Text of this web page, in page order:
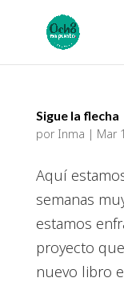
Sigue la flecha
por Inma | Mar
Aquí
semanas
estamos
proyecto
nuevo libro